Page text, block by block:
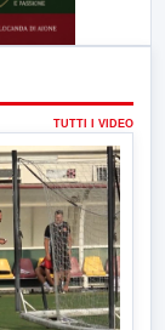
TUTTI I VIDEO